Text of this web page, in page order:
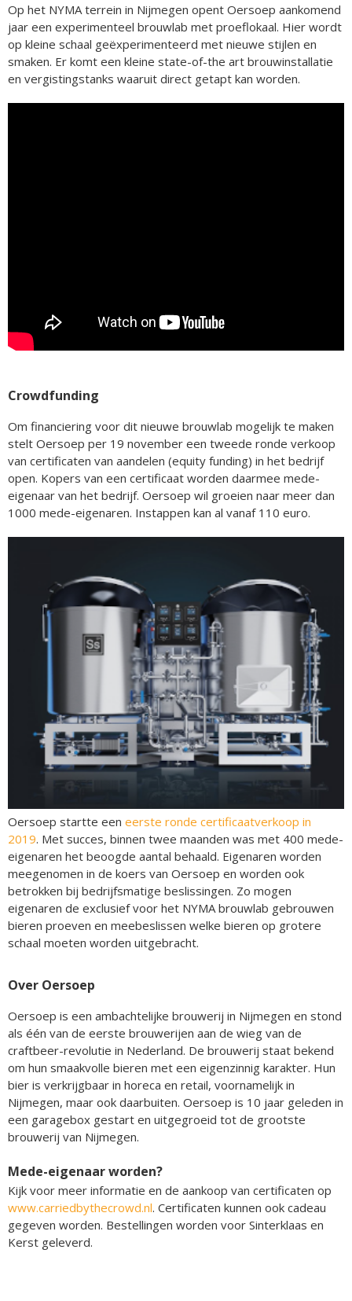
Op het NYMA terrein in Nijmegen opent Oersoep aankomend
jaar een experimenteel brouwlab met proeflokaal. Hier wordt
op kleine schaal geëxperimenteerd met nieuwe stijlen en
smaken. Er komt een kleine state-of-the art brouwinstallatie
en vergistingstanks waaruit direct getapt kan worden.
Crowdfunding
Om financiering voor dit nieuwe brouwlab mogelijk te maken
stelt Oersoep per 19 november een tweede ronde verkoop
van certificaten van aandelen (equity funding) in het bedrijf
open. Kopers van een certificaat worden daarmee mede-
eigenaar van het bedrijf. Oersoep wil groeien naar meer dan
1000 mede-eigenaren. Instappen kan al vanaf 110 euro.
Oersoep startte een eerste ronde certificaatverkoop in
2019. Met succes, binnen twee maanden was met 400 mede-
eigenaren het beoogde aantal behaald. Eigenaren worden
meegenomen in de koers van Oersoep en worden ook
betrokken bij bedrijfsmatige beslissingen. Zo mogen
eigenaren de exclusief voor het NYMA brouwlab gebrouwen
bieren proeven en meebeslissen welke bieren op grotere
schaal moeten worden uitgebracht.
Over Oersoep
Oersoep is een ambachtelijke brouwerij in Nijmegen en stond
als één van de eerste brouwerijen aan de wieg van de
craftbeer-revolutie in Nederland. De brouwerij staat bekend
om hun smaakvolle bieren met een eigenzinnig karakter. Hun
bier is verkrijgbaar in horeca en retail, voornamelijk in
Nijmegen, maar ook daarbuiten. Oersoep is 10 jaar geleden in
een garagebox gestart en uitgegroeid tot de grootste
brouwerij van Nijmegen.
Mede-eigenaar worden?
Kijk voor meer informatie en de aankoop van certificaten op
www.carriedbythecrowd.nl. Certificaten kunnen ook cadeau
gegeven worden. Bestellingen worden voor Sinterklaas en
Kerst geleverd.